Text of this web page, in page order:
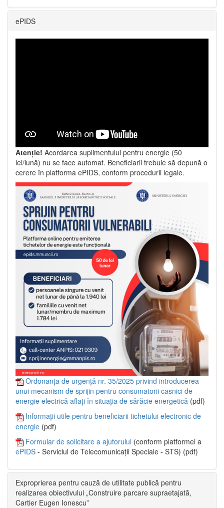
ePIDS
Atenție! Acordarea suplimentului pentru energie (50
lei/lună) nu se face automat. Beneficiarii trebuie să depună o
cerere în platforma ePIDS, conform procedurii legale.
Ordonanța de urgență nr. 35/2025 privind introducerea
unui mecanism de sprijin pentru consumatorii casnici de
energie electrică aflați în situația de sărăcie energetică (pdf)
Informații utile pentru beneficiarii tichetului electronic de
energie (pdf)
Formular de solicitare a ajutorului (conform platformei a
ePIDS - Serviciul de Telecomunicații Speciale - STS) (pdf)
Exproprierea pentru cauză de utilitate publică pentru
realizarea obiectivului „Construire parcare supraetajată,
Cartier Eugen Ionescu”